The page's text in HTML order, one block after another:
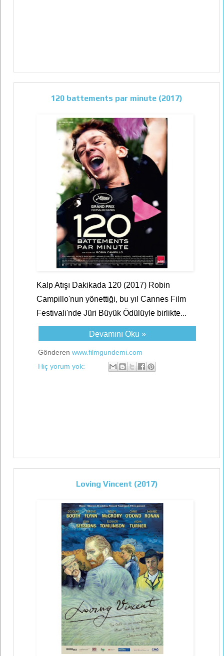
120 battements par minute (2017)
Kalp Atışı Dakikada 120 (2017) Robin
Campillo'nun yönettiği, bu yıl Cannes Film
Festivali'nde Jüri Büyük Ödülüyle birlikte...
Devamını Oku »
Gönderen www.filmgundemi.com
Hiç yorum yok:
Loving Vincent (2017)